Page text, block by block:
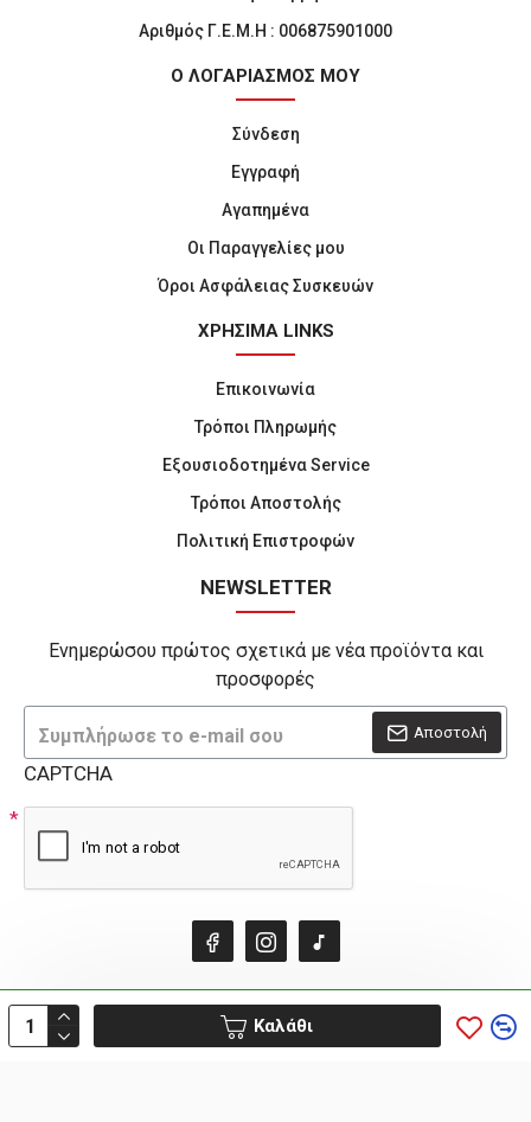
Καλάθι
Αριθμός Γ.Ε.Μ.Η : 006875901000
Ο ΛΟΓΑΡΙΑΣΜΟΣ ΜΟΥ
Σύνδεση
Εγγραφή
Αγαπημένα
Οι Παραγγελίες μου
Όροι Ασφάλειας Συσκευών
ΧΡΗΣΙΜΑ LINKS
Επικοινωνία
Τρόποι Πληρωμής
Εξουσιοδοτημένα Service
Τρόποι Αποστολής
Πολιτική Επιστροφών
NEWSLETTER
Ενημερώσου πρώτος σχετικά με νέα προϊόντα και
προσφορές
Αποστολή
CAPTCHA
HOSTED & SUPPORTED BY THINK - OPEN